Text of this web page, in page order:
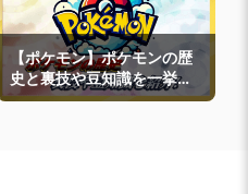
【ポケモン】ポケモンの歴
史と裏技や豆知識を一挙紹
介